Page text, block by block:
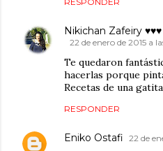
Nikichan Zafeiry
22 de enero de 2015 a
Te quedaron
hacerlas porque
Recetas de una
RESPONDER
Eniko Ostafi 22 de